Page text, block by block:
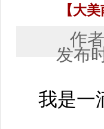
【大
作者
发布
我是一